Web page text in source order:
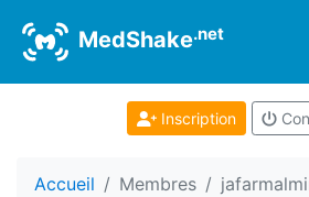
MedShake.net
Inscription
Accueil Membres